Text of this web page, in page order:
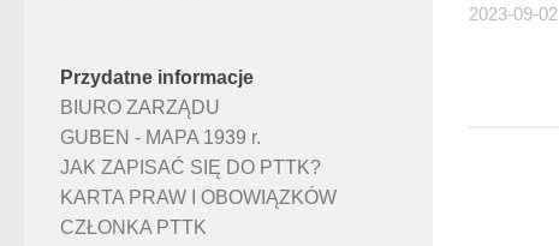
2023-09-02
Przydatne informacje
BIURO ZARZĄDU
GUBEN - MAPA 1939 r.
JAK ZAPISAĆ SIĘ DO PTTK?
KARTA PRAW I OBOWIĄZKÓW
CZŁONKA PTTK